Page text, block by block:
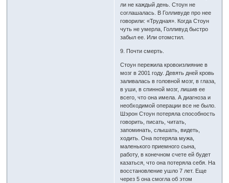
ли не каждый день. Стоун не
соглашалась. В Голливуде про нее
говорили: «Трудная». Когда Стоун
чуть не умерла, Голливуд быстро
забыл ее. Или отомстил.
9. Почти смерть.
Стоун пережила кровоизлияние в
мозг в 2001 году. Девять дней кровь
заливалась в головной мозг, в глаза,
в уши, в спинной мозг, лишив ее
всего, что она имела. А диагноза и
необходимой операции все не было.
Шэрон Стоун потеряла способность
говорить, писать, читать,
запоминать, слышать, видеть,
ходить. Она потеряла мужа,
маленького приемного сына,
работу, в конечном счете ей будет
казаться, что она потеряла себя. На
восстановление ушло 7 лет. Еще
через 5 она смогла об этом